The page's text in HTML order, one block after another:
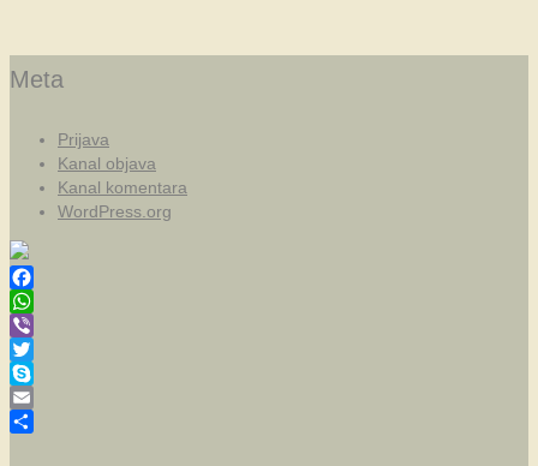
Meta
Prijava
Kanal objava
Kanal komentara
WordPress.org
Facebook
WhatsApp
Viber
Twitter
Skype
Email